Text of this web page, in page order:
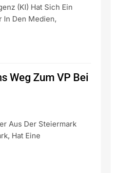
(KI) Hat Sich Ein
In Den Medien,
Weg Zum VP Bei
Aus Der Steiermark
Hat Eine